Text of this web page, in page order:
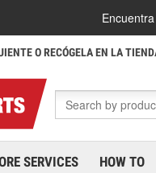
O RECÓGELA EN LA
SERVICES HOW TO